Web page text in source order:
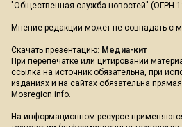
"Общественная служба новостей" (ОГРН
Мнение редакции может не совпадать с
Скачать презентацию: Медиа-кит
При перепечатке или цитировании
ссылка на источник обязательна, при
изданиях и на сайтах обязательна
Mosregion.info.
На информационном ресурсе